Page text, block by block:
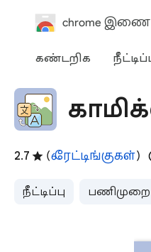
chrome
கண்டறிக
2.7 (6 ரேட்டிங்குகள்)
நீட்டிப்பு பணிமுறை